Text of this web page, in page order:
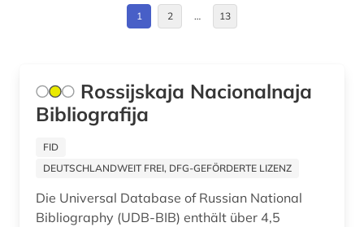
buchwesen (1)
bulgarien (2)
bündnerromanisch (1)
chile (1)
Deutschland (27)
Finnland (7)
Griechenland (1)
1 2 … 13
Rossijskaja Nacionalnaja
Bibliografija
FID
DEUTSCHLANDWEIT FREI, DFG-GEFÖRDERTE LIZENZ
Die Universal Database of Russian National
Bibliography (UDB-BIB) enthält über 4,5